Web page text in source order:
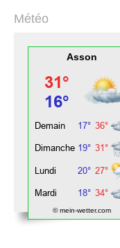
Météo
Asson
© mein-wetter.com